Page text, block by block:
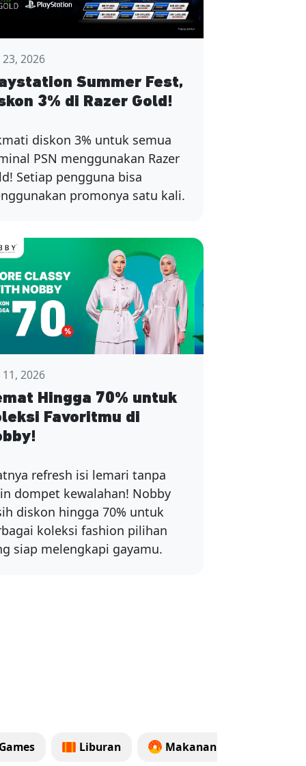
23, 2026
Summer Fest,
3% di Razer Gold!
diskon 3% untuk semua
PSN menggunakan Razer
Setiap pengguna bisa
promonya satu kali.
11, 2026
Hingga 70% untuk
Favoritmu di
refresh isi lemari tanpa
dompet kewalahan! Nobby
diskon hingga 70% untuk
koleksi fashion pilihan
siap melengkapi gayamu.
Liburan Makanan